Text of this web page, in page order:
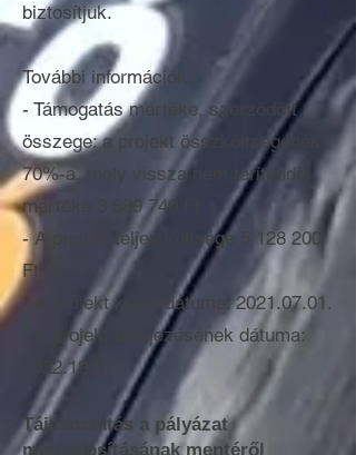
biztosítjuk.
További információk:
- Támogatás mértéke, szerződött
összege: a projekt összköltségének
70%-a, mely vissza nem térítendő,
mértéke
3 589 740
- A projekt teljes költsége 5 128 200
Ft
- A projekt kezdődátuma:2021.07.01 .
- A projekt befejezésének dátuma:
2022.12.31
Tájékoztatás a pályázat
megvalósításának mentéről